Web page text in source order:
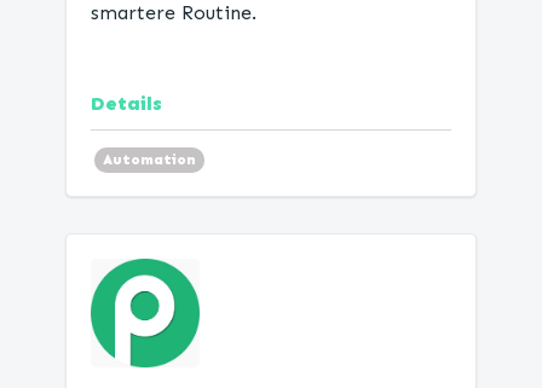
smartere Routine.
Details
Automation